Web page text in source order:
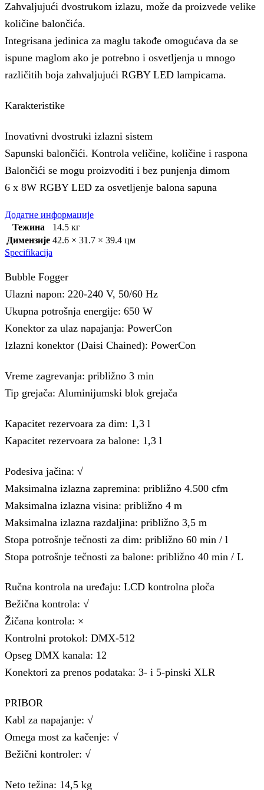
Zahvaljujući dvostrukom izlazu, može da proizvede velike
količine balončića.
Integrisana jedinica za maglu takođe omogućava da se
ispune maglom ako je potrebno i osvetljenja u mnogo
različitih boja zahvaljujući RGBY LED lampicama.
Karakteristike
Inovativni dvostruki izlazni sistem
Sapunski balončići. Kontrola veličine, količine i raspona
Balončići se mogu proizvoditi i bez punjenja dimom
6 x 8W RGBY LED za osvetljenje balona sapuna
Додатне информације
Тежина
14.5 кг
Димензије 42.6 × 31.7 × 39.4 цм
Specifikacija
Bubble Fogger
Ulazni napon: 220-240 V, 50/60 Hz
Ukupna potrošnja energije: 650 W
Konektor za ulaz napajanja: PowerCon
Izlazni konektor (Daisi Chained): PowerCon
Vreme zagrevanja: približno 3 min
Tip grejača: Aluminijumski blok grejača
Kapacitet rezervoara za dim: 1,3 l
Kapacitet rezervoara za balone: 1,3 l
Podesiva jačina: √
Maksimalna izlazna zapremina: približno 4.500 cfm
Maksimalna izlazna visina: približno 4 m
Maksimalna izlazna razdaljina: približno 3,5 m
Stopa potrošnje tečnosti za dim: približno 60 min / l
Stopa potrošnje tečnosti za balone: približno 40 min / L
Ručna kontrola na uređaju: LCD kontrolna ploča
Bežična kontrola: √
Žičana kontrola: ×
Kontrolni protokol: DMX-512
Opseg DMX kanala: 12
Konektori za prenos podataka: 3- i 5-pinski XLR
PRIBOR
Kabl za napajanje: √
Omega most za kačenje: √
Bežični kontroler: √
Neto težina: 14,5 kg